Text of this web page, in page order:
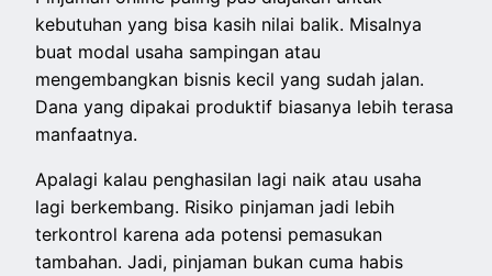
kebutuhan yang bisa kasih nilai balik. Misalnya
buat modal usaha sampingan atau
mengembangkan bisnis kecil yang sudah jalan.
Dana yang dipakai produktif biasanya lebih terasa
manfaatnya.
Apalagi kalau penghasilan lagi naik atau usaha
lagi berkembang. Risiko pinjaman jadi lebih
terkontrol karena ada potensi pemasukan
tambahan. Jadi, pinjaman bukan cuma habis